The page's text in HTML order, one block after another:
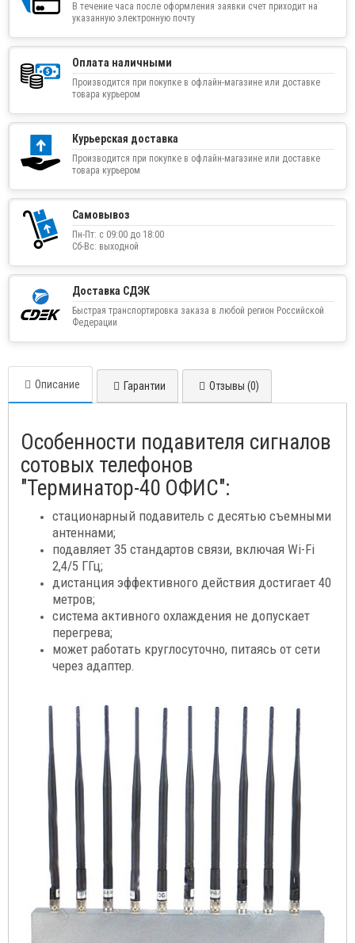
В течение часа после оформления заявки счет приходит на
указанную электронную почту
Оплата наличными
Производится при покупке в офлайн-магазине или доставке
товара курьером
Курьерская доставка
Производится при покупке в офлайн-магазине или доставке
товара курьером
Самовывоз
Пн-Пт: с 09:00 до 18:00
Сб-Вс: выходной
Доставка СДЭК
Быстрая транспортировка заказа в любой регион Российской
Федерации
Описание Гарантии Отзывы (0)
Особенности подавителя сигналов
сотовых телефонов
"Терминатор-40 ОФИС":
стационарный подавитель с десятью съемными
антеннами;
подавляет 35 стандартов связи, включая Wi-Fi
2,4/5 ГГц;
дистанция эффективного действия достигает 40
метров;
система активного охлаждения не допускает
перегрева;
может работать круглосуточно, питаясь от сети
через адаптер.